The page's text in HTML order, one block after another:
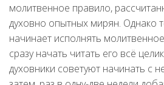
молитвенное правило,
духовно опытных мирян. Однако
начинает исполнять
сразу начать читать его всё
духовники советуют начинать с